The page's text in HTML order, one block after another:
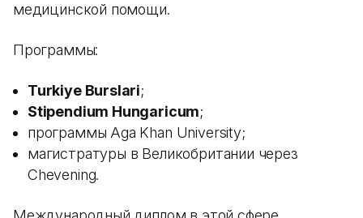
медицинской помощи.
Программы:
Turkiye Burslari;
Stipendium Hungaricum;
программы Aga Khan University;
магистратуры в Великобритании через
Chevening.